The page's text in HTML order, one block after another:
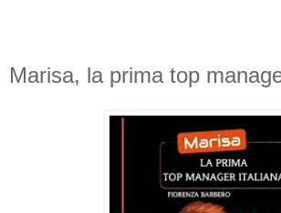
Marisa, la prima top